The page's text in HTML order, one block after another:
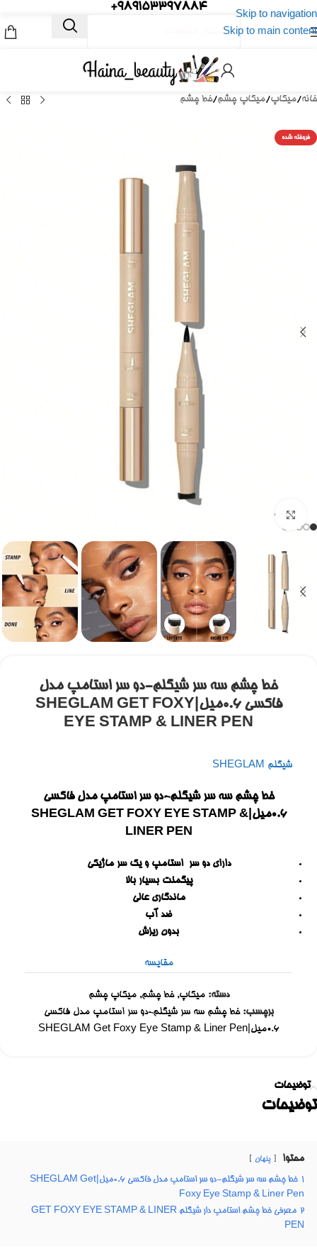
Skip to navigation
Skip to main content
989153397884+
خانه/میکاپ/میکاپ چشم/خط چشم
فروخته شده
برای بزرگنمایی کلیک کنید
خط چشم سه سر شیگلم-دو سر استامپ مدل
فاکسی ۰.۶میل|SHEGLAM GET FOXY
EYE STAMP & LINER PEN
شیگلم SHEGLAM
خط چشم سه سر شیگلم-دو سر استامپ مدل فاکسی
۰.۶میل|SHEGLAM GET FOXY EYE STAMP &
LINER PEN
دارای دو سر استامپ و یک سر ماژیکی
پيگمنت بسيار بالا
ماندگاری عالی
ضد آب
بدون ريزش
مقایسه
دسته: میکاپ, خط چشم, میکاپ چشم
برچسب: خط چشم سه سر شیگلم-دو سر استامپ مدل فاکسی
۰.۶میل|SHEGLAM Get Foxy Eye Stamp & Liner Pen
توضیحات
توضیحات
محتوا پنهان
1
خط چشم سه سر شیگلم-دو سر استامپ مدل فاکسی ۰.۶میل|SHEGLAM Get
Foxy Eye Stamp & Liner Pen
2
معرفی خط چشم استامپ دار شیگلم GET FOXY EYE STAMP & LINER
PEN